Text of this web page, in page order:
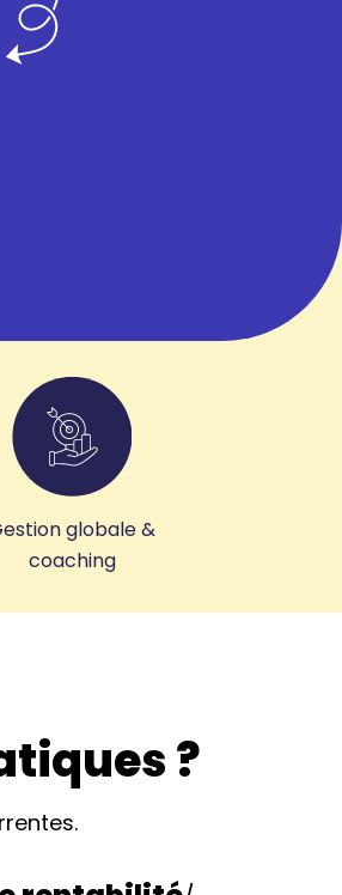
globale &
coaching
?